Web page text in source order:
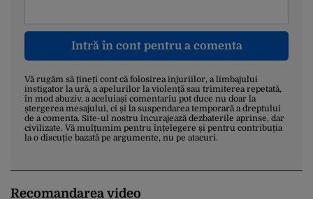
Intră în cont pentru a comenta
Vă rugăm să țineți cont că folosirea injuriilor, a limbajului
instigator la ură, a apelurilor la violență sau trimiterea repetată,
în mod abuziv, a aceluiași comentariu pot duce nu doar la
ștergerea mesajului, ci și la suspendarea temporară a dreptului
de a comenta. Site-ul nostru încurajează dezbaterile aprinse, dar
civilizate. Vă mulțumim pentru înțelegere și pentru contribuția
la o discuție bazată pe argumente, nu pe atacuri.
Recomandarea video